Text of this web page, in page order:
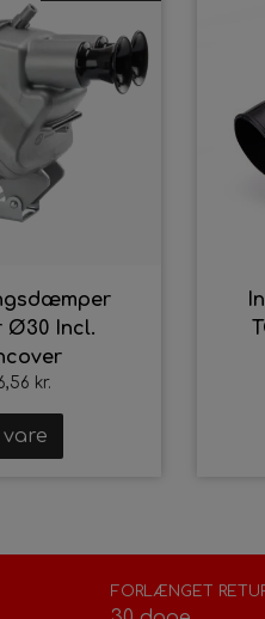
Ø30 Incl.
kr.
vare
FORLÆNGET